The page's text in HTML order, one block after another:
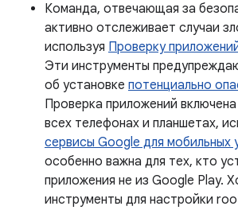
Команда, отвечающая за
активно отслеживает случаи
используя Проверку
Эти инструменты
об установке потенциально
Проверка приложений
всех телефонах и планшетах,
сервисы Google для мобильных
особенно важна для тех, кто
приложения не из Google Play.
инструменты для настройки